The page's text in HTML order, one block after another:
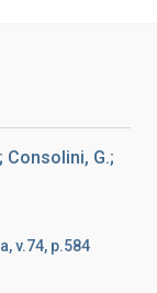
Consolini, G.;
v.74, p.584